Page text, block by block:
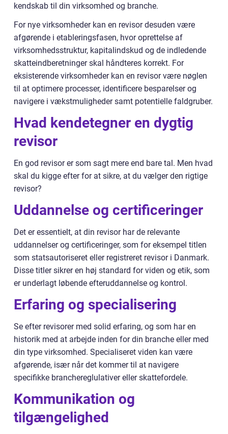
kendskab til din virksomhed og branche.
For nye virksomheder kan en revisor desuden være
afgørende i etableringsfasen, hvor oprettelse af
virksomhedsstruktur, kapitalindskud og de indledende
skatteindberetninger skal håndteres korrekt. For
eksisterende virksomheder kan en revisor være nøglen
til at optimere processer, identificere besparelser og
navigere i vækstmuligheder samt potentielle faldgruber.
Hvad kendetegner en dygtig
revisor
En god revisor er som sagt mere end bare tal. Men hvad
skal du kigge efter for at sikre, at du vælger den rigtige
revisor?
Uddannelse og certificeringer
Det er essentielt, at din revisor har de relevante
uddannelser og certificeringer, som for eksempel titlen
som statsautoriseret eller registreret revisor i Danmark.
Disse titler sikrer en høj standard for viden og etik, som
er underlagt løbende efteruddannelse og kontrol.
Erfaring og specialisering
Se efter revisorer med solid erfaring, og som har en
historik med at arbejde inden for din branche eller med
din type virksomhed. Specialiseret viden kan være
afgørende, især når det kommer til at navigere
specifikke branchereglulativer eller skattefordele.
Kommunikation og
tilgængelighed